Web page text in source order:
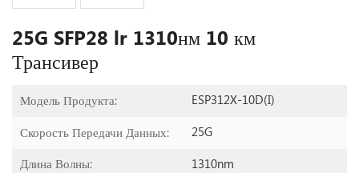
25G SFP28 lr 1310нм 10 км
Трансивер
Модель Продукта: ESP312X-10D(I)
Скорость Передачи Данных: 25G
Длина Волны: 1310nm